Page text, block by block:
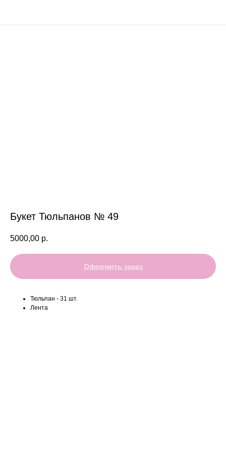
Букет Тюльпанов № 49
5000,00 р.
Оформить заказ
Тюльпан - 31 шт.
Лента